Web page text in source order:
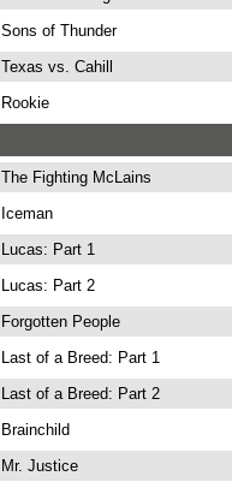
Sons of Thunder
Texas vs. Cahill
Rookie
The Fighting McLains
Iceman
Lucas: Part 1
Lucas: Part 2
Forgotten People
Last of a Breed: Part 1
Last of a Breed: Part 2
Brainchild
Mr. Justice